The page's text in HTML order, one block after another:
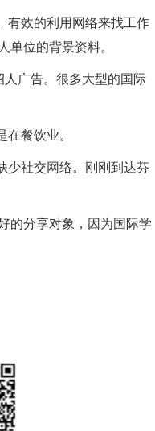
有效的利用网络来找工作
位的背景资料。
广告。很多大型的国际
餐饮业。
少社交网络。刚刚到达芬
的分享对象，因为国际学